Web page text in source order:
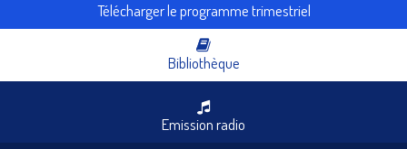
Télécharger le programme trimestriel
Bibliothèque
Emission radio